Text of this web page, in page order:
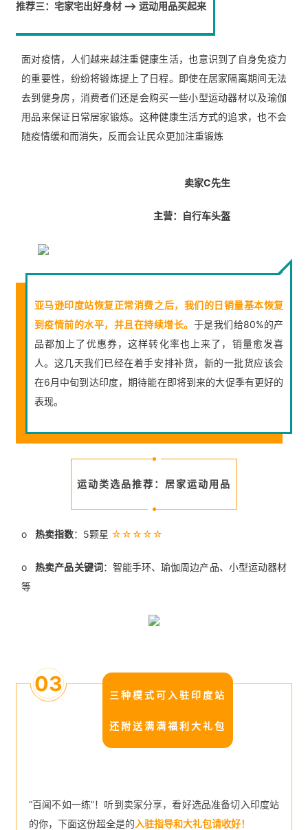
推荐三：宅家宅出好身材 –> 运动用品买起来
面对疫情，人们越来越注重健康生活，也意识到了自身免疫力
的重要性，纷纷将锻炼提上了日程。即使在居家隔离期间无法
去到健身房，消费者们还是会购买一些小型运动器材以及瑜伽
用品来保证日常居家锻炼。这种健康生活方式的追求，也不会
随疫情缓和而消失，反而会让民众更加注重锻炼
卖家C先生
主营：自行车头盔
亚马逊印度站恢复正常消费之后，我们的日销量基本恢复
到疫情前的水平，并且在持续增长。 于是我们给80%的产
品都加上了优惠券，这样转化率也上来了，销量愈发喜
人。这几天我们已经在着手安排补货，新的一批货应该会
在6月中旬到达印度，期待能在即将到来的大促季有更好的
表现。
运动类选品推荐：居家运动用品
o 热卖指数：5颗星 ☆☆☆☆☆
o热卖产品关键词：智能手环、瑜伽周边产品、小型运动器材
等
03 三种模式可入驻印度站
还附送满满福利大礼包
“百闻不如一练”！听到卖家分享，看好选品准备切入印度站
的你，下面这份超全是的入驻指导和大礼包请收好！